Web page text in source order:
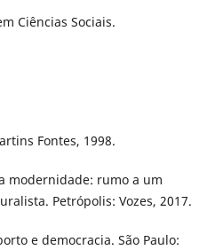
Ciências Sociais.
Fontes, 1998.
modernidade: rumo a um
Petrópolis: Vozes, 2017.
e democracia. São Paulo: